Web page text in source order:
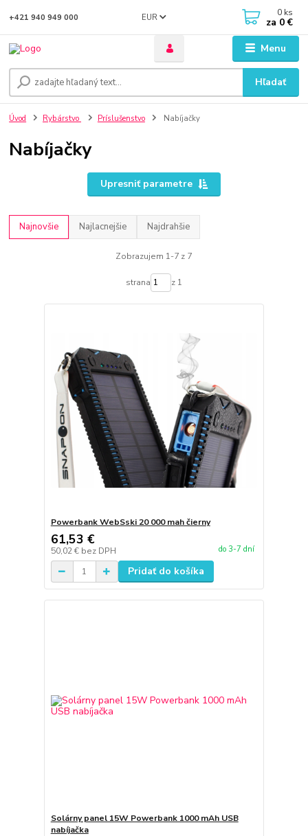
Menu
EUR
Hľadať
+421 940 949 000 0 ks
za 0 €
Úvod Rybárstvo Príslušenstvo Nabíjačky
Nabíjačky
Upresniť parametre
Najnovšie Najlacnejšie Najdrahšie
Zobrazujem 1-7 z 7
strana z 1
Powerbank WebSski 20 000 mah čierny
61,53 €
50,02 € bez DPH do 3-7 dní
Pridať do košíka
Solárny panel 15W Powerbank 1000 mAh USB
nabíjačka